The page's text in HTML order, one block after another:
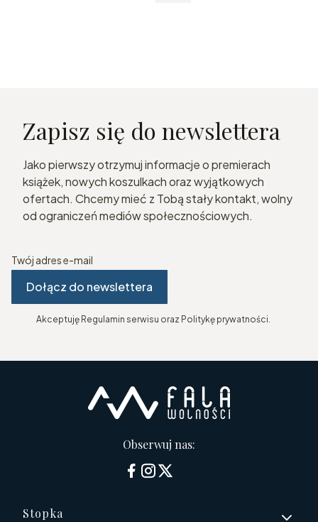
Zapisz się do newslettera
Jako pierwszy otrzymuj informacje o premierach
książek, nowych koszulkach oraz wyjątkowych
ofertach. Chcemy mieć z Tobą stały kontakt, wolny
od ograniczeń mediów społecznościowych.
Twój adres e-mail
Dołącz do newslettera
Akceptuję Regulamin serwisu oraz Politykę prywatności.
Obserwuj nas:
Stopka